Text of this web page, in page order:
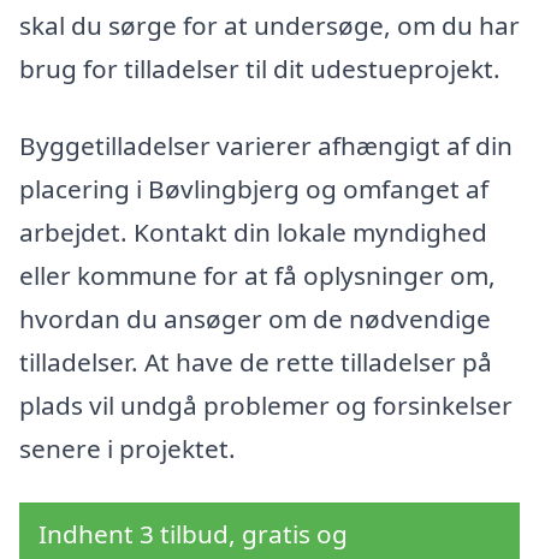
skal du sørge for at undersøge, om du har
brug for tilladelser til dit udestueprojekt.
Byggetilladelser varierer afhængigt af din
placering i Bøvlingbjerg og omfanget af
arbejdet. Kontakt din lokale myndighed
eller kommune for at få oplysninger om,
hvordan du ansøger om de nødvendige
tilladelser. At have de rette tilladelser på
plads vil undgå problemer og forsinkelser
senere i projektet.
Indhent 3 tilbud, gratis og